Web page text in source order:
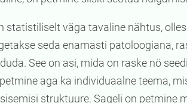
statistiliselt väga tavaline nähtus,
seda enamasti patoloogiana,
See on asi, mida on raske nö
aga ka individuaalne teema,
struktuure. Sageli on petmine